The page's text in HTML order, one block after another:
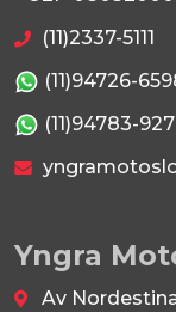
(11)2337-5111
(11)94726-
(11)94783-
Yngra
Av